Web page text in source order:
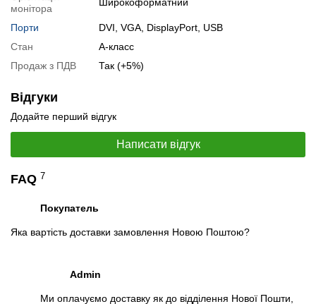
Ви можете розширити строк гарантії на
Можлива також комплектаціякабелями, клавіатурою
Для цього додайте в корзину відповідну позицію з розділу
"Аксесуари" разом з основним товаром.
Специфікація монітору:
Відеоогляд
монітора
Порти
DVI, VGA, DisplayPort, USB
Стан
А-класс
Продаж з ПДВ
Так (+5%)
Відгуки
Додайте перший відгук
Написати відгук
FAQ 7
Покупатель
Яка вартість доставки замовлення Новою Поштою?
Admin
Ми оплачуємо доставку як до відділення Нової Пошти,